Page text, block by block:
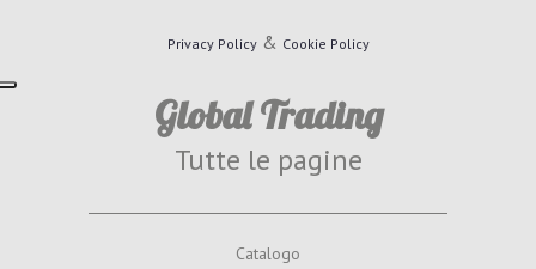
Privacy Policy& Cookie Policy
Global Trading
Tutte le pagine
Catalogo